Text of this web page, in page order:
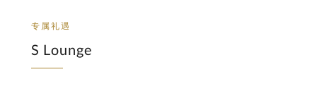
专属礼遇
S Lounge